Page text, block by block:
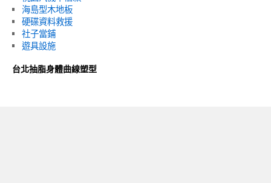
海島型木地板
硬碟資料救援
社子當鋪
遊具設施
台北抽脂身體曲線塑型